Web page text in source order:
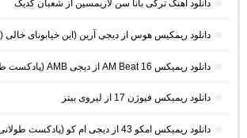
دانلود آهنگ ترکی بانا سن لازیمسین از شعبان گدیک
دانلود ریمکیس هوس از دیجی آرین (این خیابونای خالی
دانلود ریمیکس AM Beat 16 از دیجی AMB (پادکست طولانی شنیدنی)
دانلود ریمیکس فیوژن 17 از لیروی بیتز
دانلود ریمیکس امکو 43 از دیجی ام کو (پادکست طولانی عاشقانه)